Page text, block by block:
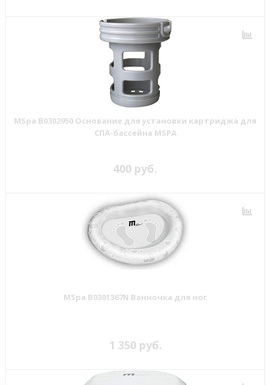
MSpa B0302950 Основание для установки картриджа для
СПА-бассейна MSPA
400 руб.
MSpa B0301367N Ванночка для ног
1 350 руб.